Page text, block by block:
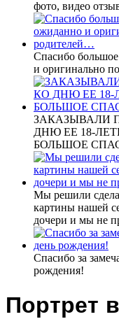
фото, видео
Спасибо
и оригинально
ЗАКАЗЫВАЛИ
ДНЮ ЕЕ 18-
БОЛЬШОЕ
Мы решили
картины нашей
дочери и мы не
Спасибо за
рождения!
Портрет